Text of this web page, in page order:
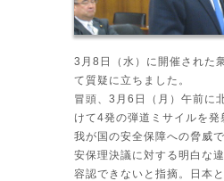
3月8日（水）に開催された
て質疑に立ちました。
冒頭、3月6日（月）午前に
けて4発の弾道ミサイルを発
我が国の安全保障への脅威
安保理決議に対する明白な
容認できないと指摘。日本